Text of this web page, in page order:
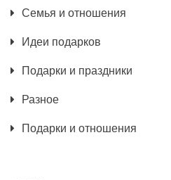
Семья и отношения
Идеи подарков
Подарки и праздники
Разное
Подарки и отношения